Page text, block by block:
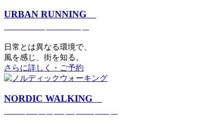
URBAN RUNNING
日常とは異なる環境で、
風を感じ、街を知る。
さらに詳しく・ご予約
NORDIC WALKING